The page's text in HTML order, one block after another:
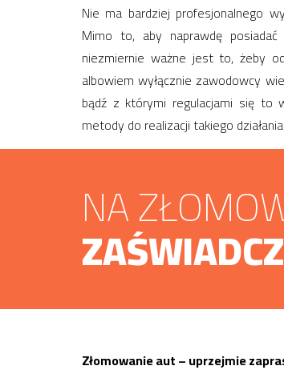
Nie ma bardziej profesjonalnego
Mimo to, aby naprawdę
niezmiernie ważne jest to, żeby
albowiem wyłącznie zawodowcy
bądź z którymi regulacjami się to
metody do realizacji takiego działania.
NA
Złomowanie aut – uprzejmie